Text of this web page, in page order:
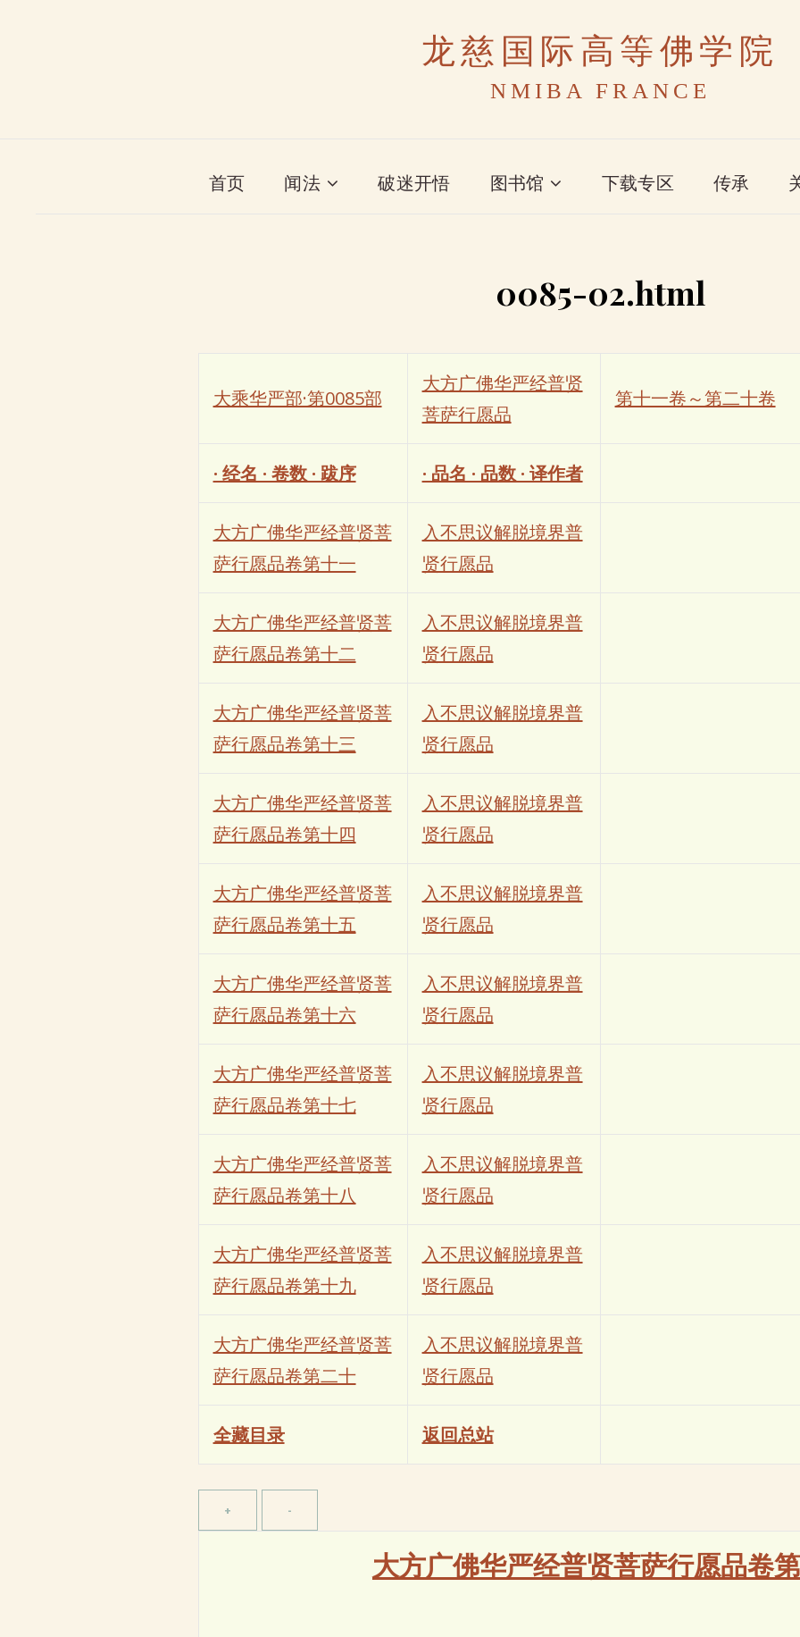
龙慈国际高等佛学院
NMIBA FRANCE
首页 闻法 破迷开悟 图书馆 下载专区 传承
0085-02.html
大乘华严部·第0085部
大方广佛华严经普贤
菩萨行愿品
第十一卷～第二十卷
· 经名 · 卷数 · 跋序 · 品名 · 品数 · 译作者
大方广佛华严经普贤菩
萨行愿品卷第十一
入不思议解脱境界普
贤行愿品
大方广佛华严经普贤菩
萨行愿品卷第十二
入不思议解脱境界普
贤行愿品
大方广佛华严经普贤菩
萨行愿品卷第十三
入不思议解脱境界普
贤行愿品
大方广佛华严经普贤菩
萨行愿品卷第十四
入不思议解脱境界普
贤行愿品
大方广佛华严经普贤菩
萨行愿品卷第十五
入不思议解脱境界普
贤行愿品
大方广佛华严经普贤菩
萨行愿品卷第十六
入不思议解脱境界普
贤行愿品
大方广佛华严经普贤菩
萨行愿品卷第十七
入不思议解脱境界普
贤行愿品
大方广佛华严经普贤菩
萨行愿品卷第十八
入不思议解脱境界普
贤行愿品
大方广佛华严经普贤菩
萨行愿品卷第十九
入不思议解脱境界普
贤行愿品
大方广佛华严经普贤菩
萨行愿品卷第二十
入不思议解脱境界普
贤行愿品
全藏目录 返回总站
大方广佛华严经普贤菩萨行愿品卷